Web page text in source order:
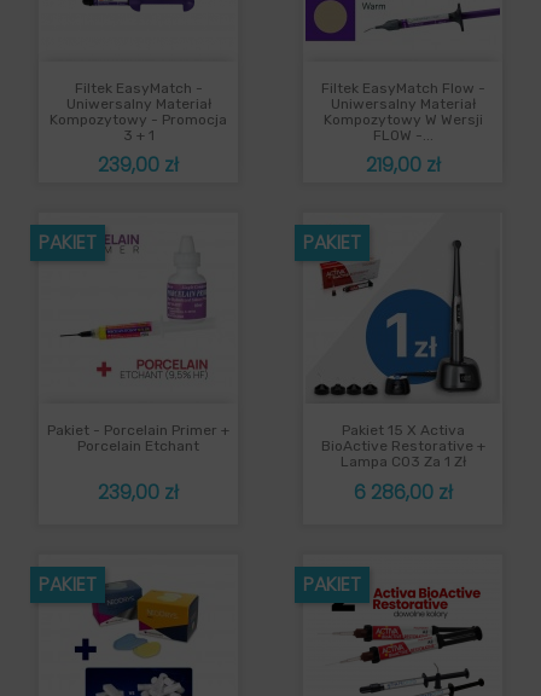
Filtek EasyMatch -
Uniwersalny Materiał
Kompozytowy - Promocja
3 + 1
Cena
239,00 zł
Filtek EasyMatch Flow -
Uniwersalny Materiał
Kompozytowy W Wersji
FLOW -...
Cena
219,00 zł
Pakiet - Porcelain Primer +
Porcelain Etchant
Cena
239,00 zł
PAKIET
Pakiet 15 X Activa
BioActive Restorative +
Lampa C03 Za 1 Zł
Cena
6 286,00 zł
PAKIET
PAKIET PAKIET